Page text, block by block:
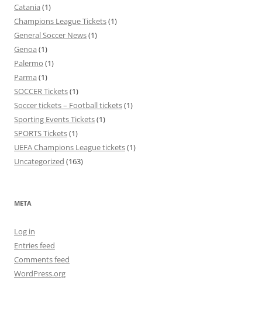
Catania (1)
Champions League Tickets(1)
General Soccer News(1)
Genoa (1)
Palermo (1)
Parma (1)
SOCCER Tickets(1)
Soccer tickets – Football tickets(1)
Sporting Events Tickets(1)
SPORTS Tickets(1)
UEFA Champions League tickets(1)
Uncategorized (163)
META
Log in
Entries feed
Comments feed
WordPress.org